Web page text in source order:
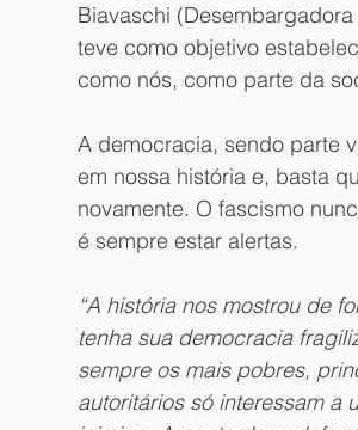
Biavaschi
teve como objetivo
como nós, como parte da
A democracia, sendo parte
em nossa história e, basta
novamente. O fascismo
é sempre estar alertas.
“A história nos mostrou de
tenha sua democracia
sempre os mais pobres,
autoritários só interessam a